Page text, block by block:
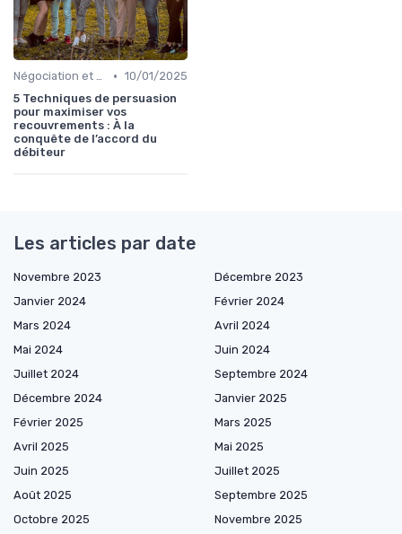
Négociation et Arrangement de Paiement • 10/01/2025
5 Techniques de persuasion
pour maximiser vos
recouvrements : À la
conquête de l’accord du
débiteur
Les articles par date
Novembre 2023
Décembre 2023
Janvier 2024
Février 2024
Mars 2024
Avril 2024
Mai 2024
Juin 2024
Juillet 2024
Septembre 2024
Décembre 2024
Janvier 2025
Février 2025
Mars 2025
Avril 2025
Mai 2025
Juin 2025
Juillet 2025
Août 2025
Septembre 2025
Octobre 2025
Novembre 2025